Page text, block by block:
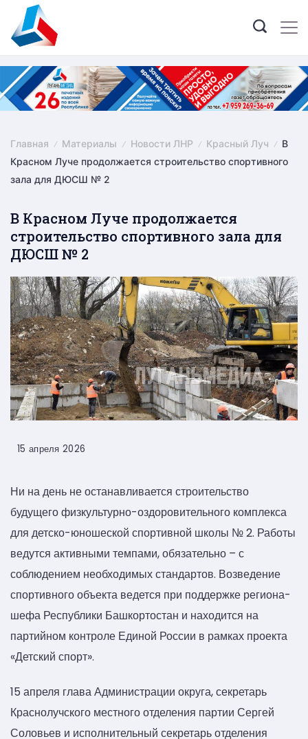
content
Главная Материалы Новости ЛНР Красный Луч
В
Красном Луче продолжается строительство спортивного
зала для ДЮСШ № 2
В Красном Луче продолжается
строительство спортивного зала для
ДЮСШ № 2
15 апреля 2026
Ни на день не останавливается строительство
будущего физкультурно-оздоровительного комплекса
для детско-юношеской спортивной школы № 2. Работы
ведутся активными темпами, обязательно – с
соблюдением необходимых стандартов. Возведение
спортивного объекта ведется при поддержке региона-
шефа Республики Башкортостан и находится на
партийном контроле Единой России в рамках проекта
«Детский спорт».
15 апреля глава Администрации округа, секретарь
Краснолучского местного отделения партии Сергей
Соловьев и исполнительный секретарь отделения